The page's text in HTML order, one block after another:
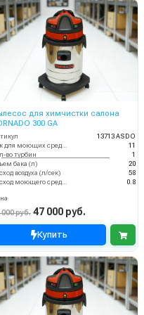
для химчистки салона
300 GA
13713 ASDO
Бак для моющих средств
11
во турбин
1
бака (л)
20
воздуха (л/сек)
58
Расход моющего средства
0.8
000 руб. 47 000 руб.
Купить